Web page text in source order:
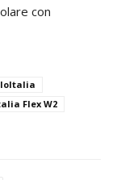
con
Flex W2